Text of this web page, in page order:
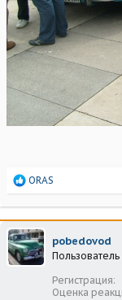
Р
а
к
ц
и
и
ORAS
pobedovod
Пользователь
Регистрация
Оценка